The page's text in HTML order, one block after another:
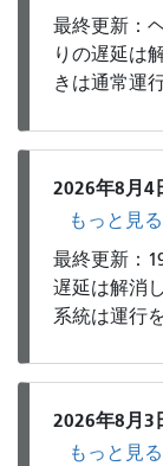
最終更新：
りの遅延は
きは通常運
2026年8月4
もっと見る
最終更新：
遅延は解消
系統は運行
2026年8月3
もっと見る